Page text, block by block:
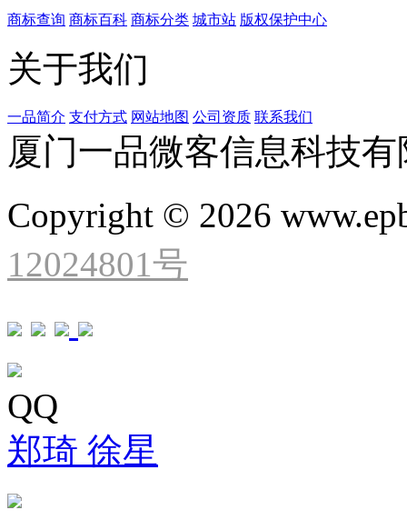
商标查询 商标百科 商标分类 城市站 版权保护中心
关于我们
一品简介 支付方式 网站地图 公司资质 联系我们
厦门一品微客信息科技
Copyright © 2026
12024801号
QQ
郑琦 徐星